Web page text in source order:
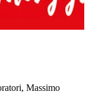
Massimo